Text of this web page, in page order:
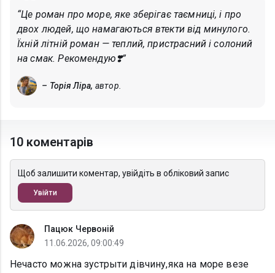
“Це роман про море, яке зберігає таємниці, і про
двох людей, що намагаються втекти від минулого.
Їхній літній роман — теплий, пристрасний і солоний
на смак. Рекомендую❣️”
– Торія Ліра, автор.
10 коментарів
Щоб залишити коментар, увійдіть в обліковий запис
Увійти
Пацюк Червоній
11.06.2026, 09:00:49
Нечасто можна зустрыти дівчину,яка на море везе